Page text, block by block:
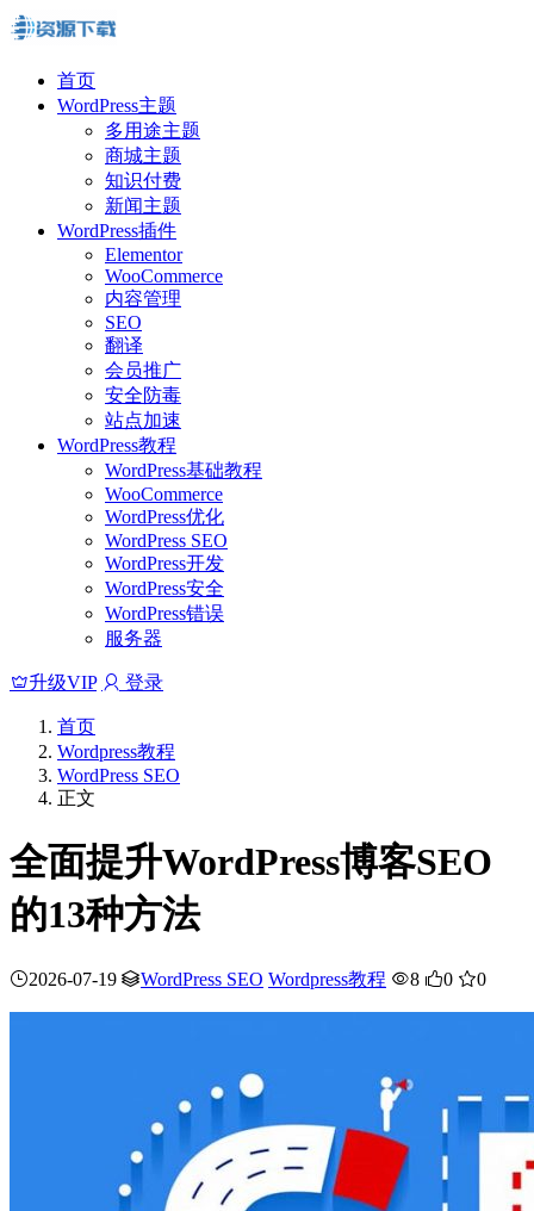
首页
WordPress主题
多用途主题
商城主题
知识付费
新闻主题
WordPress插件
Elementor
WooCommerce
内容管理
SEO
翻译
会员推广
安全防毒
站点加速
WordPress教程
WordPress基础教程
WooCommerce
WordPress优化
WordPress SEO
WordPress开发
WordPress安全
WordPress错误
服务器
升级VIP 登录
首页
Wordpress教程
WordPress SEO
正文
全面提升WordPress博客SEO
的13种方法
2026-07-19 WordPress SEO Wordpress教程 8 0 0